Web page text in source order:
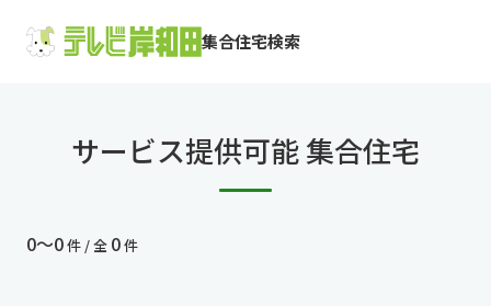
集合住宅検索
サービス提供可能 集合住宅
0〜0件 / 全 0件